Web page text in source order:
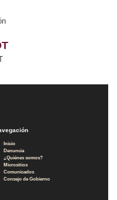
Inicio
Denuncia
¿Quiénes somos?
Micrositios
Comunicados
Consejo de Gobierno